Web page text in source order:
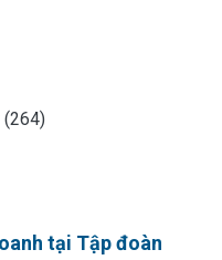
(264)
tại Tập đoàn